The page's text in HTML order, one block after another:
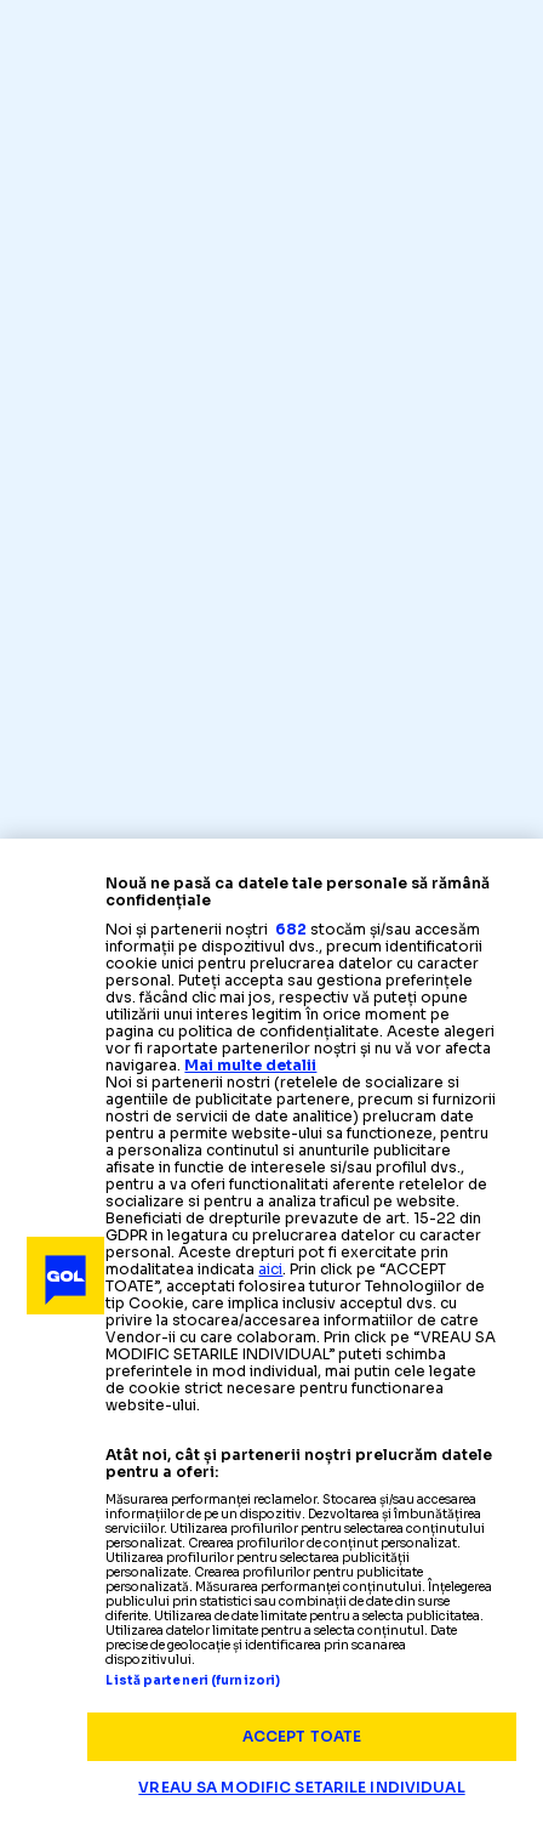
Nouă ne pasă ca datele tale personale să rămână
confidențiale
Noi și partenerii noștri 682 stocăm și/sau accesăm
informații pe dispozitivul dvs., precum identificatorii
cookie unici pentru prelucrarea datelor cu caracter
personal. Puteți accepta sau gestiona preferințele
dvs. făcând clic mai jos, respectiv vă puteți opune
utilizării unui interes legitim în orice moment pe
pagina cu politica de confidențialitate. Aceste alegeri
vor fi raportate partenerilor noștri și nu vă vor afecta
navigarea. Mai multe detalii
Noi si partenerii nostri (retelele de socializare si
agentiile de publicitate partenere, precum si furnizorii
nostri de servicii de date analitice) prelucram date
pentru a permite website-ului sa functioneze, pentru
a personaliza continutul si anunturile publicitare
afisate in functie de interesele si/sau profilul dvs.,
pentru a va oferi functionalitati aferente retelelor de
socializare si pentru a analiza traficul pe website.
Beneficiati de drepturile prevazute de art. 15-22 din
GDPR in legatura cu prelucrarea datelor cu caracter
personal. Aceste drepturi pot fi exercitate prin
modalitatea indicataaici. Prin click pe “ACCEPT
TOATE”, acceptati folosirea tuturor Tehnologiilor de
tip Cookie, care implica inclusiv acceptul dvs. cu
privire la stocarea/accesarea informatiilor de catre
Vendor-ii cu care colaboram. Prin click pe “VREAU SA
MODIFIC SETARILE INDIVIDUAL” puteti schimba
preferintele in mod individual, mai putin cele legate
de cookie strict necesare pentru functionarea
website-ului.
Atât noi, cât și partenerii noștri prelucrăm datele
pentru a oferi:
Măsurarea performanței reclamelor. Stocarea și/sau accesarea
informațiilor de pe un dispozitiv. Dezvoltarea și îmbunătățirea
serviciilor. Utilizarea profilurilor pentru selectarea conținutului
personalizat. Crearea profilurilor de conținut personalizat.
Utilizarea profilurilor pentru selectarea publicității
personalizate. Crearea profilurilor pentru publicitate
personalizată. Măsurarea performanței conținutului. Înțelegerea
publicului prin statistici sau combinații de date din surse
diferite. Utilizarea de date limitate pentru a selecta publicitatea.
Utilizarea datelor limitate pentru a selecta conținutul. Date
precise de geolocație și identificarea prin scanarea
dispozitivului.
Listă parteneri (furnizori)
ACCEPT TOATE
VREAU SA MODIFIC SETARILE INDIVIDUAL